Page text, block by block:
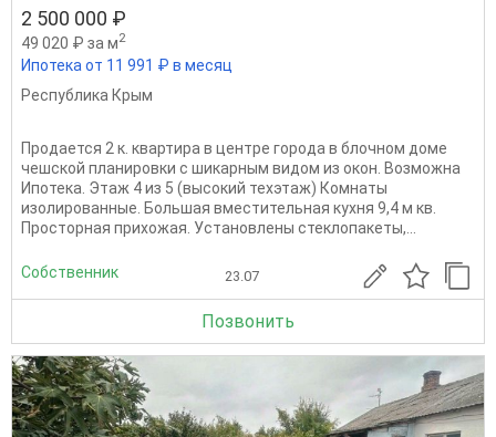
2 500 000 ₽
49 020 ₽ за м2
Ипотека от 11 991 ₽ в месяц
Республика Крым
Продается 2 к. квартира в центре города в блочном доме
чешской планировки с шикарным видом из окон. Возможна
Ипотека. Этаж 4 из 5 (высокий техэтаж) Комнаты
изолированные. Большая вместительная кухня 9,4 м кв.
Просторная прихожая. Установлены стеклопакеты,...
Собственник 23.07
Позвонить